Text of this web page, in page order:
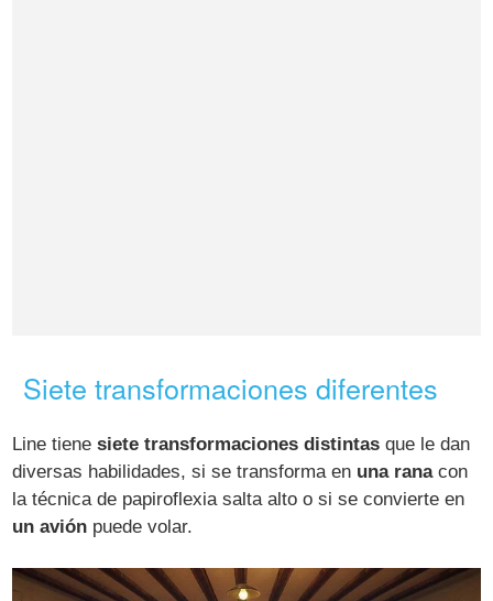
Siete transformaciones diferentes
Line tienesiete transformaciones distintas que le dan
diversas habilidades, si se transforma en una ranacon
la técnica de papiroflexia salta alto o si se convierte en
un avión puede volar.